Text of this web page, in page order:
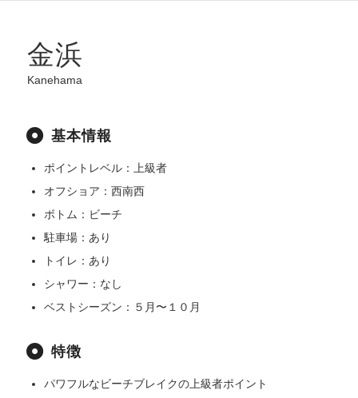
金浜
Kanehama
基本情報
ポイントレベル：上級者
オフショア：西南西
ボトム：ビーチ
駐車場：あり
トイレ：あり
シャワー：なし
ベストシーズン：５月〜１０月
特徴
パワフルなビーチブレイクの上級者ポイント